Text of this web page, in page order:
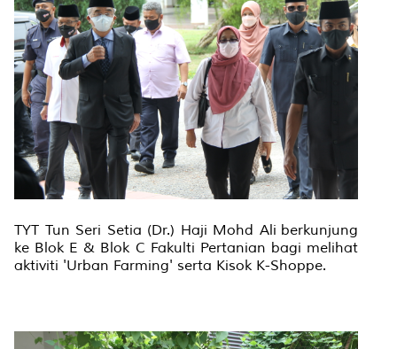
TYT Tun Seri Setia (Dr.) Haji Mohd Ali berkunjung
ke Blok E & Blok C Fakulti Pertanian bagi melihat
aktiviti 'Urban Farming' serta Kisok K-Shoppe.